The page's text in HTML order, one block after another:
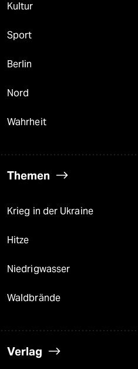
Kultur
Sport
Berlin
Nord
Wahrheit
Themen
Krieg in der Ukraine
Hitze
Niedrigwasser
Waldbrände
Verlag